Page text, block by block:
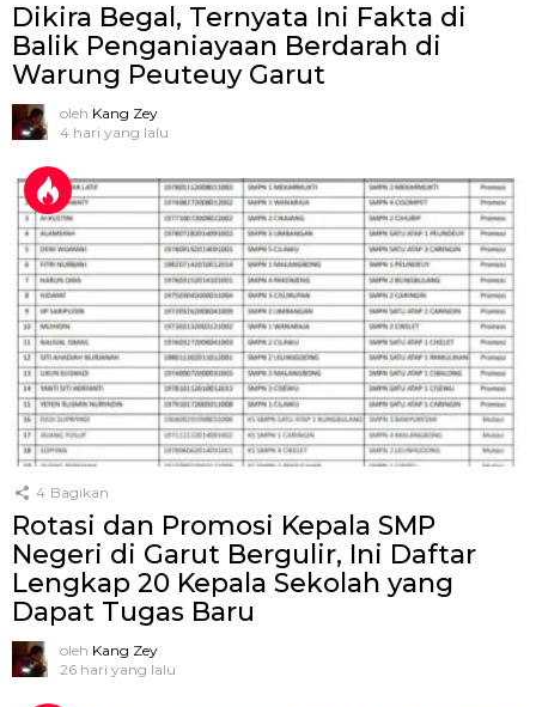
Dikira Begal, Ternyata Ini Fakta di
Balik Penganiayaan Berdarah di
Warung Peuteuy Garut
oleh Kang Zey
4 hari yang lalu
4 Bagikan
Rotasi dan Promosi Kepala SMP
Negeri di Garut Bergulir, Ini Daftar
Lengkap 20 Kepala Sekolah yang
Dapat Tugas Baru
oleh Kang Zey
26 hari yang lalu